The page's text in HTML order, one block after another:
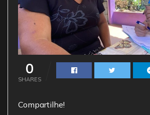
0
SHARES
Compartilhe!